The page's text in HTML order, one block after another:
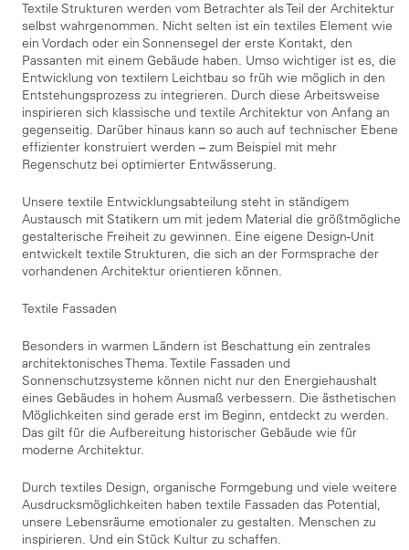
Textile Strukturen werden vom Betrachter als Teil der Architektur
selbst wahrgenommen. Nicht selten ist ein textiles Element wie
ein Vordach oder ein Sonnensegel der erste Kontakt, den
Passanten mit einem Gebäude haben. Umso wichtiger ist es, die
Entwicklung von textilem Leichtbau so früh wie möglich in den
Entstehungsprozess zu integrieren. Durch diese Arbeitsweise
inspirieren sich klassische und textile Architektur von Anfang an
gegenseitig. Darüber hinaus kann so auch auf technischer Ebene
effizienter konstruiert werden – zum Beispiel mit mehr
Regenschutz bei optimierter Entwässerung.
Unsere textile Entwicklungsabteilung steht in ständigem
Austausch mit Statikern um mit jedem Material die größtmögliche
gestalterische Freiheit zu gewinnen. Eine eigene Design-Unit
entwickelt textile Strukturen, die sich an der Formsprache der
vorhandenen Architektur orientieren können.
Textile Fassaden
Besonders in warmen Ländern ist Beschattung ein zentrales
architektonisches Thema. Textile Fassaden und
Sonnenschutzsysteme können nicht nur den Energiehaushalt
eines Gebäudes in hohem Ausmaß verbessern. Die ästhetischen
Möglichkeiten sind gerade erst im Beginn, entdeckt zu werden.
Das gilt für die Aufbereitung historischer Gebäude wie für
moderne Architektur.
Durch textiles Design, organische Formgebung und viele weitere
Ausdrucksmöglichkeiten haben textile Fassaden das Potential,
unsere Lebensräume emotionaler zu gestalten. Menschen zu
inspirieren. Und ein Stück Kultur zu schaffen.